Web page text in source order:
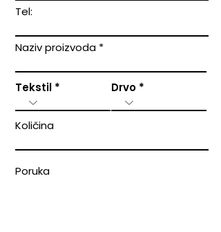
Tel:
Naziv proizvoda
Tekstil Drvo
Količina
Poruka